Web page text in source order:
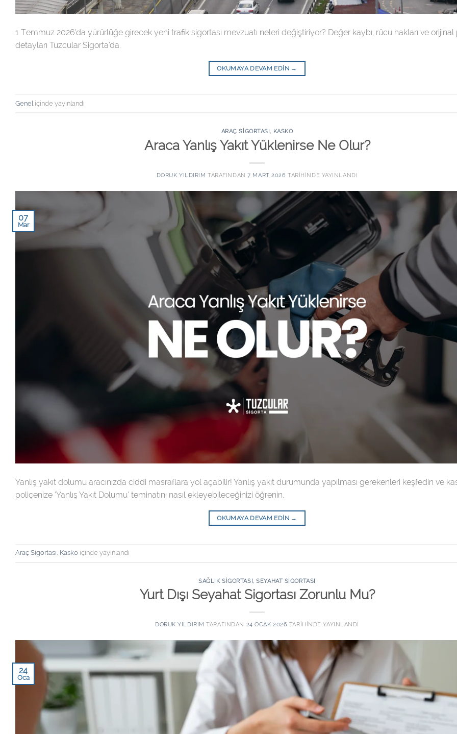
1 Temmuz 2026’da yürürlüğe girecek yeni trafik sigortası mevzuatı neleri değiştiriyor? Değer kaybı, rücu hakları ve
detayları Tuzcular Sigorta’da.
OKUMAYA DEVAM EDIN →
Genel içinde yayınlandı
ARAÇ SIGORTASI, KASKO
Araca Yanlış Yakıt Yüklenirse Ne Olur?
DORUK YILDIRIM TARAFINDAN 7 MART 2026 TARIHINDE YAYINLANDI
07
Mar
Yanlış yakıt dolumu aracınızda ciddi masraflara yol açabilir! Yanlış yakıt durumunda yapılması gerekenleri keşfedin ve
poliçenize ‘Yanlış Yakıt Dolumu’ teminatını nasıl ekleyebileceğinizi öğrenin.
OKUMAYA DEVAM EDIN →
Araç Sigortası Kasko içinde yayınlandı
SAĞLIK SIGORTASI,SEYAHAT SIGORTASI
Yurt Dışı Seyahat Sigortası Zorunlu Mu?
DORUK YILDIRIM TARAFINDAN 24 OCAK 2026 TARIHINDE YAYINLANDI
24
Oca